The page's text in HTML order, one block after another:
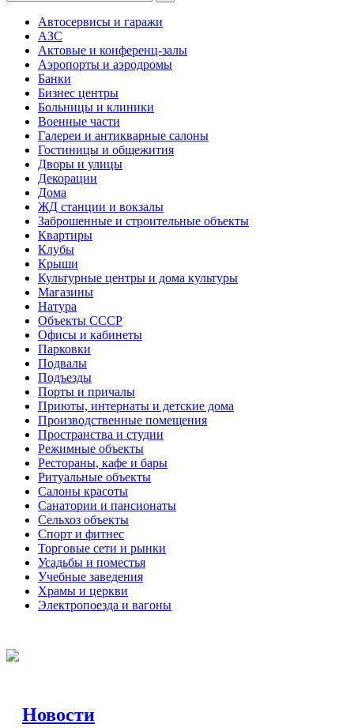
Автосервисы и гаражи
АЗС
Актовые и конференц-залы
Аэропорты и аэродромы
Банки
Бизнес центры
Больницы и клиники
Военные части
Галереи и антикварные салоны
Гостиницы и общежития
Дворы и улицы
Декорации
Дома
ЖД станции и вокзалы
Заброшенные и строительные объекты
Квартиры
Клубы
Крыши
Культурные центры и дома культуры
Магазины
Натура
Объекты СССР
Офисы и кабинеты
Парковки
Подвалы
Подъезды
Порты и причалы
Приюты, интернаты и детские дома
Производственные помещения
Пространства и студии
Режимные объекты
Рестораны, кафе и бары
Ритуальные объекты
Салоны красоты
Санатории и пансионаты
Сельхоз объекты
Спорт и фитнес
Торговые сети и рынки
Усадьбы и поместья
Учебные заведения
Храмы и церкви
Электропоезда и вагоны
Новости